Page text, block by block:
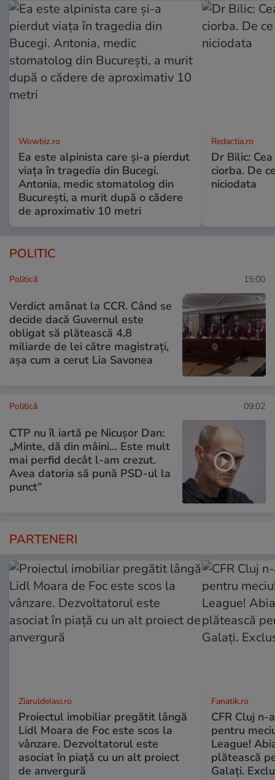
Wowbiz.ro
Ea este alpinista care și-a pierdut
viața în tragedia din Bucegi.
Antonia, medic stomatolog din
București, a murit după o cădere
de aproximativ 10 metri
Redactia.ro
Dr Bilic:
ciorba. De
niciodata
POLITIC
Politică 15:00
Verdict amânat la CCR. Când se
decide dacă Guvernul este
obligat să plătească 4,8
miliarde de lei către magistrați,
așa cum a cerut Lia Savonea
Politică 09:02
CTP nu îl iartă pe Nicușor Dan:
„Minte, dă din mâini… Este mult
mai perfid decât l-am crezut.
Avea datoria să pună PSD-ul la
punct”
PARTENERI
ZiaruldeIasi.ro
Proiectul imobiliar pregătit lângă
Lidl Moara de Foc este scos la
vânzare. Dezvoltatorul este
asociat în piață cu un alt proiect
de anvergură
Fanatik.ro
CFR Cluj n-
pentru
League!
plătească
Galaţi.